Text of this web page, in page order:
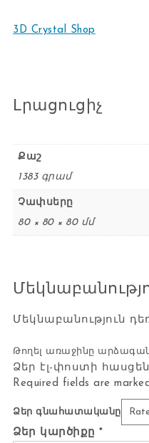
3D Crystal Shop
Լրացուցիչ
Քաշ
1383 գրամ
Չափսերը
80 × 80 × 80 մմ
Մեկնաբանություն
Թողել առաջինը
Ձեր էլ-փոստի
Required fields are
Ձեր գնահատականը
Ձեր կարծիքը*